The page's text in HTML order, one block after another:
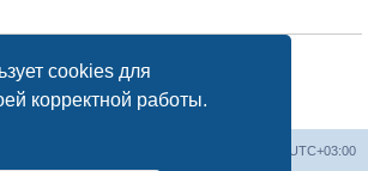
cookies для
корректной работы.
сообщения
свои сообщения
сообщения
UTC+03:00